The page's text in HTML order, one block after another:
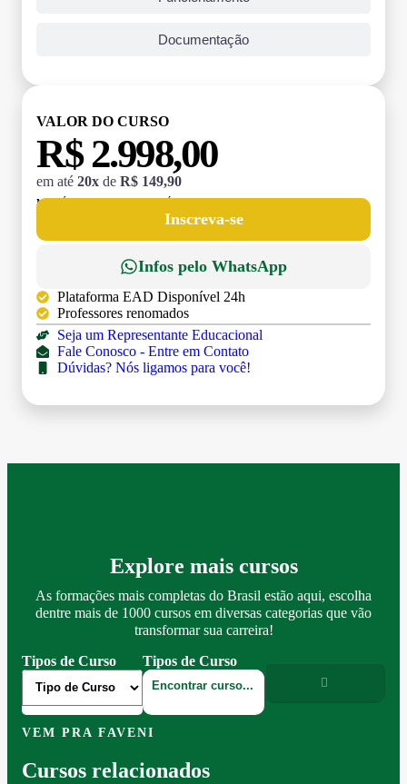
Documentação
VALOR DO CURSO
R$ 2.998,00
em até 20x de R$ 149,90
MATRÍCULA:
Inscreva-se
Infos pelo WhatsApp
Plataforma EAD Disponível 24h
Professores renomados
Seja um Representante Educacional
Fale Conosco - Entre em Contato
Dúvidas? Nós ligamos para você!
Explore mais cursos
As formações mais completas do Brasil estão aqui, escolha
dentre mais de 1000 cursos em diversas categorias que vão
transformar sua carreira!
Tipos de Curso
Tipos de Curso
VEM PRA FAVENI
Cursos relacionados